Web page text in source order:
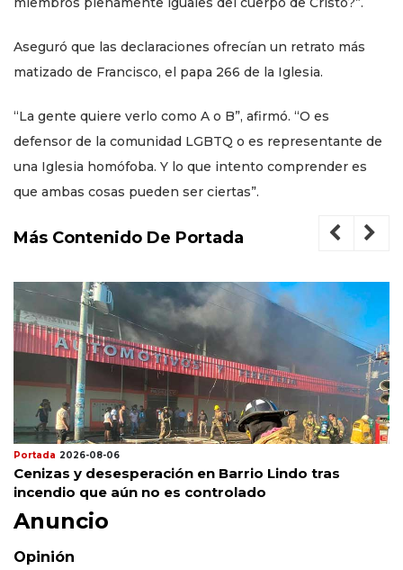
Aseguró que las declaraciones ofrecían un retrato más
matizado de Francisco, el papa 266 de la Iglesia.
“La gente quiere verlo como A o B”, afirmó. “O es
defensor de la comunidad LGBTQ o es representante de
una Iglesia homófoba. Y lo que intento comprender es
que ambas cosas pueden ser ciertas”.
Más Contenido De Portada
Portada 2026-08-06
Cenizas y desesperación en Barrio Lindo tras
incendio que aún no es controlado
Anuncio
Opinión